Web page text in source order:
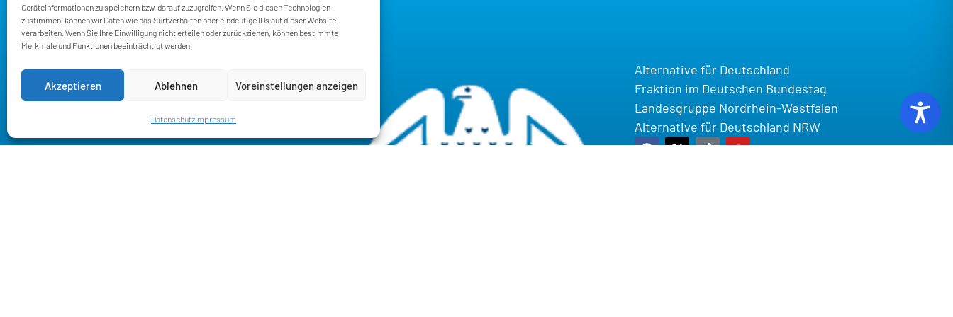
Geräteinformationen zu speichern bzw. darauf zuzugreifen. Wenn Sie diesen Technologien
zustimmen, können wir Daten wie das Surfverhalten oder eindeutige IDs auf dieser Website
verarbeiten. Wenn Sie Ihre Einwilligung nicht erteilen oder zurückziehen, können bestimmte
Merkmale und Funktionen beeinträchtigt werden.
Akzeptieren Ablehnen Voreinstellungen anzeigen
DatenschutzImpressum
Abgeordnetenbüro
Deutscher Bundestag
Alternative für Deutschland
Fraktion im Deutschen Bundestag
Landesgruppe Nordrhein-Westfalen
Alternative für Deutschland NRW